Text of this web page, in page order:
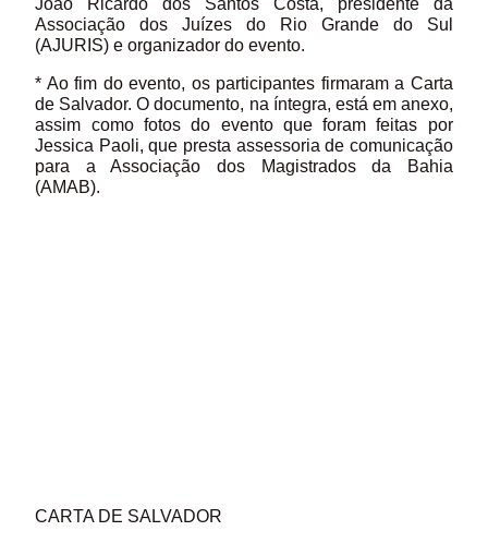
João Ricardo dos Santos Costa, presidente da
Associação dos Juízes do Rio Grande do Sul
(AJURIS) e organizador do evento.
* Ao fim do evento, os participantes firmaram a Carta
de Salvador. O documento, na íntegra, está em anexo,
assim como fotos do evento que foram feitas por
Jessica Paoli, que presta assessoria de comunicação
para a Associação dos Magistrados da Bahia
(AMAB).
CARTA DE SALVADOR